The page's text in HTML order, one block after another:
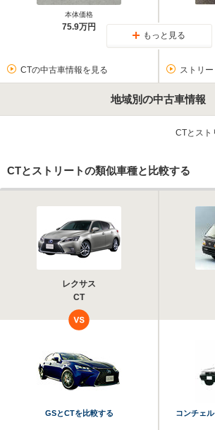
本体価格
75.9万円
もっと見る
CTの中古車情報を見る ストリ
地域別の中古車情報
CTとスト
CTとストリートの類似車種と比較する
レクサス
CT
GSとCTを比較する
コンチェ